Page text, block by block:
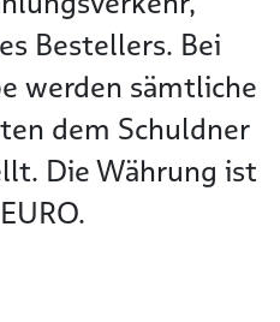
Bestellers. Bei
werden sämtliche
dem Schuldner
Die Währung ist